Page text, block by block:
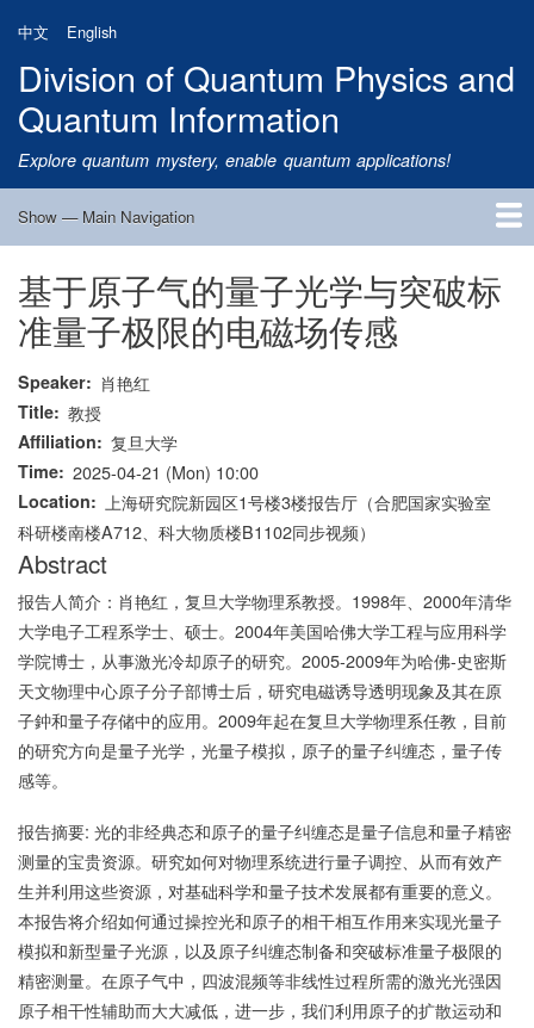
main
content
中文 English
Division of Quantum Physics and
Quantum Information
Explore quantum mystery, enable quantum applications!
Main
Show — Main Navigation
Home
Research
Quantum Satellite
People
News
Research Progress
Talks
Publications
Notice
Admission
Links
基于原子气的量子光学与突破标
准量子极限的电磁场传感
Speaker 肖艳红
Title 教授
Affiliation 复旦大学
Time 2025-04-21 (Mon) 10:00
Location
上海研究院新园区1号楼3楼报告厅（合肥国家实验室
科研楼南楼A712、科大物质楼B1102同步视频）
Abstract
报告人简介：肖艳红，复旦大学物理系教授。1998年、2000年清华
大学电子工程系学士、硕士。2004年美国哈佛大学工程与应用科学
学院博士，从事激光冷却原子的研究。2005-2009年为哈佛-史密斯
天文物理中心原子分子部博士后，研究电磁诱导透明现象及其在原
子鈡和量子存储中的应用。2009年起在复旦大学物理系任教，目前
的研究方向是量子光学，光量子模拟，原子的量子纠缠态，量子传
感等。
报告摘要: 光的非经典态和原子的量子纠缠态是量子信息和量子精密
测量的宝贵资源。研究如何对物理系统进行量子调控、从而有效产
生并利用这些资源，对基础科学和量子技术发展都有重要的意义。
本报告将介绍如何通过操控光和原子的相干相互作用来实现光量子
模拟和新型量子光源，以及原子纠缠态制备和突破标准量子极限的
精密测量。在原子气中，四波混频等非线性过程所需的激光光强因
原子相干性辅助而大大减低，进一步，我们利用原子的扩散运动和